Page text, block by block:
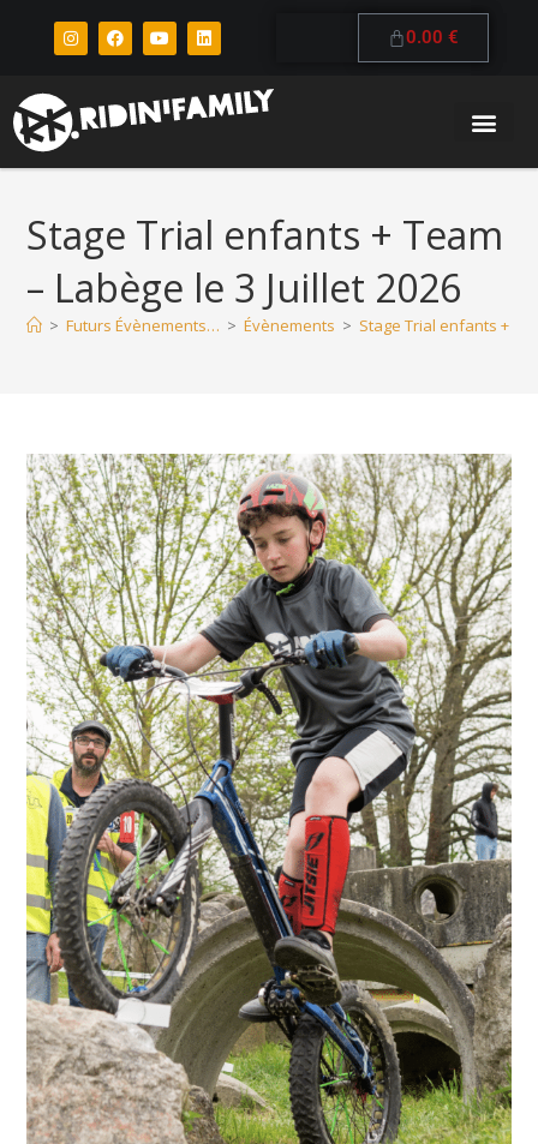
0.00 €
Stage Trial enfants + Team
– Labège le 3 Juillet 2026
> Futurs Évènements… > Évènements > Stage Trial enfants +